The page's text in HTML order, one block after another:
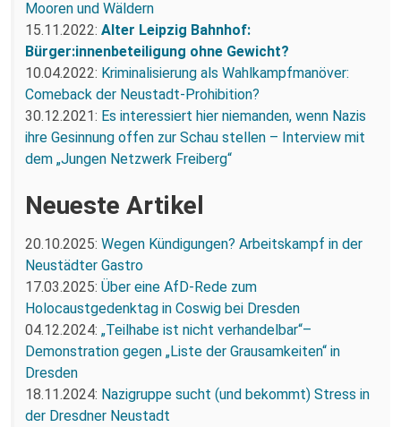
Mooren und Wäldern
15.11.2022: Alter Leipzig Bahnhof:
Bürger:innenbeteiligung ohne Gewicht?
10.04.2022: Kriminalisierung als Wahlkampfmanöver:
Comeback der Neustadt-Prohibition?
30.12.2021: Es interessiert hier niemanden, wenn Nazis
ihre Gesinnung offen zur Schau stellen – Interview mit
dem „Jungen Netzwerk Freiberg“
Neueste Artikel
20.10.2025: Wegen Kündigungen? Arbeitskampf in der
Neustädter Gastro
17.03.2025: Über eine AfD-Rede zum
Holocaustgedenktag in Coswig bei Dresden
04.12.2024: „Teilhabe ist nicht verhandelbar“–
Demonstration gegen „Liste der Grausamkeiten“ in
Dresden
18.11.2024: Nazigruppe sucht (und bekommt) Stress in
der Dresdner Neustadt